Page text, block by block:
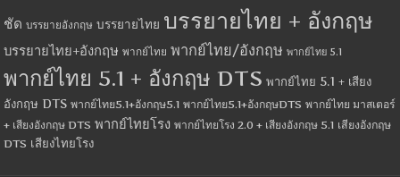
ชัด บรรยายอังกฤษ บรรยายไทย บรรยายไทย + อังกฤษ
บรรยายไทย+อังกฤษ พากย์ไทย พากย์ไทย/อังกฤษ พากย์ไทย 5.1
พากย์ไทย 5.1 + อังกฤษ DTS พากย์ไทย 5.1 + เสียง
อังกฤษ DTS พากย์ไทย5.1+อังกฤษ5.1 พากย์ไทย5.1+อังกฤษDTS พากย์ไทย มาสเตอร์
+ เสียงอังกฤษ DTS พากย์ไทยโรง พากย์ไทยโรง 2.0 + เสียงอังกฤษ 5.1 เสียงอังกฤษ
DTS เสียงไทยโรง